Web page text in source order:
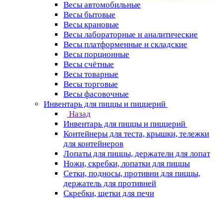
Весы автомобильные
Весы бытовые
Весы крановые
Весы лабораторные и аналитические
Весы платформенные и складские
Весы порционные
Весы счётные
Весы товарные
Весы торговые
Весы фасовочные
Инвентарь для пиццы и пиццерий
Назад
Инвентарь для пиццы и пиццерий
Контейнеры для теста, крышки, тележки
для контейнеров
Лопаты для пиццы, держатели для лопат
Ножи, скребки, лопатки для пиццы
Сетки, подносы, противни для пиццы,
держатель для противней
Скребки, щетки для печи